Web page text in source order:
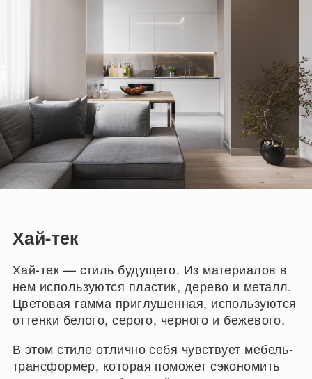
Хай-тек
Хай-тек — стиль будущего. Из материалов в
нем используются пластик, дерево и металл.
Цветовая гамма приглушенная, используются
оттенки белого, серого, черного и бежевого.
В этом стиле отлично себя чувствует мебель-
трансформер, которая поможет сэкономить